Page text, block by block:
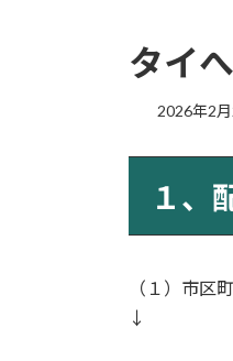
タイ
2026年2
１、
（１）市区
↓